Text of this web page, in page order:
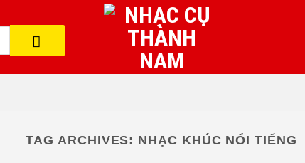
TAG ARCHIVES: NHẠC KHÚC NỔI TIẾNG